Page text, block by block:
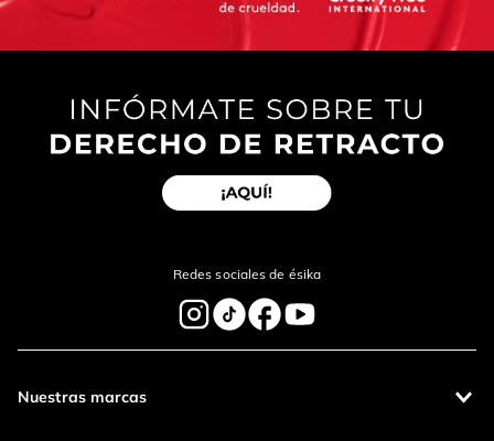
Redes sociales de ésika
Nuestras marcas